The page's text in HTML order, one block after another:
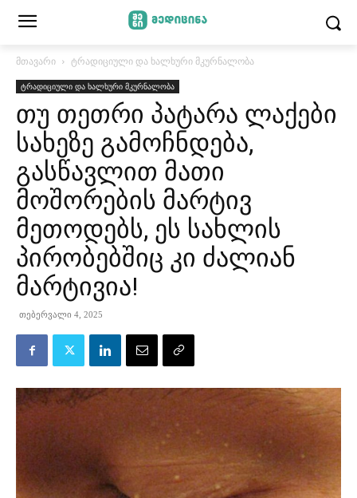
მთავარი ტრადიციული და ხალხური მკურნალობა
ტრადიციული და ხალხური მკურნალობა
თუ თეთრი პატარა ლაქები
სახეზე გამოჩნდება,
გასწავლით მათი
მოშორების მარტივ
მეთოდებს, ეს სახლის
პირობებშიც კი ძალიან
მარტივია!
თებერვალი 4, 2025